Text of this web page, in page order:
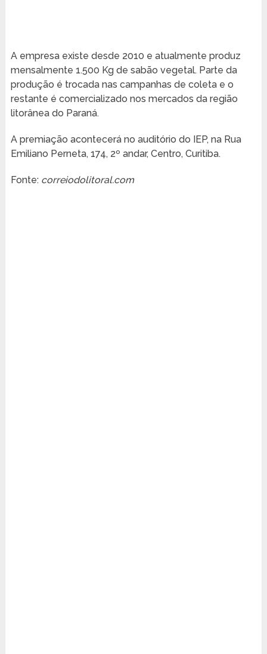
A empresa existe desde 2010 e atualmente produz
mensalmente 1.500 Kg de sabão vegetal. Parte da
produção é trocada nas campanhas de coleta e o
restante é comercializado nos mercados da região
litorânea do Paraná.
A premiação acontecerá no auditório do IEP, na Rua
Emiliano Perneta, 174, 2º andar, Centro, Curitiba.
Fonte: correiodolitoral.com